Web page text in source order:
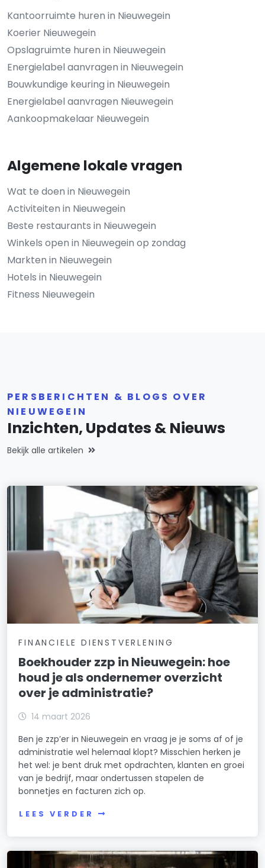
Kantoorruimte huren in Nieuwegein
Koerier Nieuwegein
Opslagruimte huren in Nieuwegein
Energielabel aanvragen in Nieuwegein
Bouwkundige keuring in Nieuwegein
Energielabel aanvragen Nieuwegein
Aankoopmakelaar Nieuwegein
Algemene lokale vragen
Wat te doen in Nieuwegein
Activiteiten in Nieuwegein
Beste restaurants in Nieuwegein
Winkels open in Nieuwegein op zondag
Markten in Nieuwegein
Hotels in Nieuwegein
Fitness Nieuwegein
PERSBERICHTEN & BLOGS OVER
NIEUWEGEIN
Inzichten, Updates & Nieuws
Bekijk alle artikelen
FINANCIELE DIENSTVERLENING
Boekhouder zzp in Nieuwegein: hoe
houd je als ondernemer overzicht
over je administratie?
14 maart 2026
Ben je zzp’er in Nieuwegein en vraag je je soms af of je
administratie wel helemaal klopt? Misschien herken je
het wel: je bent druk met opdrachten, klanten en groei
van je bedrijf, maar ondertussen stapelen de
bonnetjes en facturen zich op.
LEES VERDER